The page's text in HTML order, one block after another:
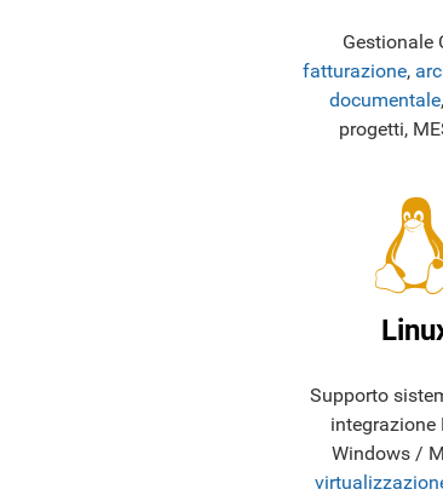
Gestionale
fatturazione,
documentale
progetti,
Supporto
integrazione
Windows /